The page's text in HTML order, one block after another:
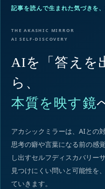
記事を読んで生まれた気づきを、
THE AKASHIC MIRROR
AI SELF-DISCOVERY
AIを「答えを
ら、
本質を映す鏡
アカシックミラーは、AIとの
思考の癖や言葉になる前の感
し出すセルフディスカバリー
見つけにくい問いと可能性を
ていきます。